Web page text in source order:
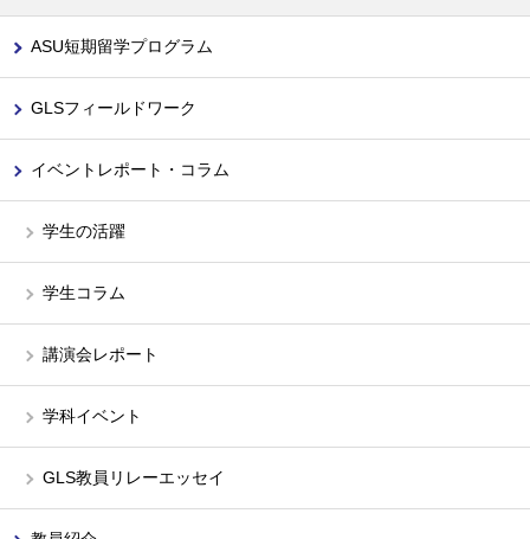
ASU短期留学プログラム
GLSフィールドワーク
イベントレポート・コラム
学生の活躍
学生コラム
講演会レポート
学科イベント
GLS教員リレーエッセイ